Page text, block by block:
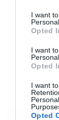
I want
Opted
I want
Opted
I want
Opted